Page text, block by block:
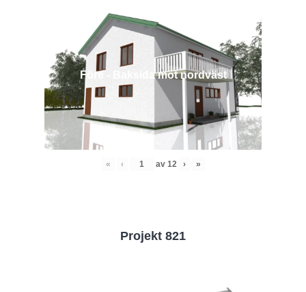
Före - Baksida mot nordväst
« ‹ av 12 › »
Projekt 821